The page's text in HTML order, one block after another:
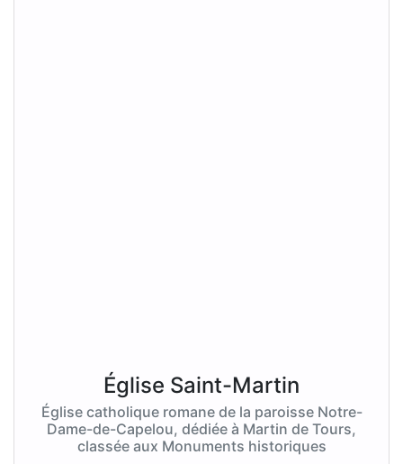
Église Saint-Martin
Église catholique romane de la paroisse Notre-
Dame-de-Capelou, dédiée à Martin de Tours,
classée aux Monuments historiques